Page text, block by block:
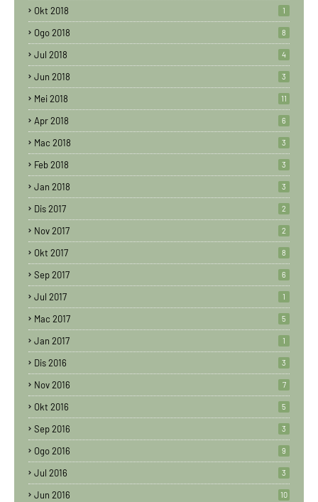
Okt 2018 1
Ogo 2018 8
Jul 2018 4
Jun 2018 3
Mei 2018 11
Apr 2018 6
Mac 2018 3
Feb 2018 3
Jan 2018 3
Dis 2017 2
Nov 2017 2
Okt 2017 8
Sep 2017 6
Jul 2017 1
Mac 2017 5
Jan 2017 1
Dis 2016 3
Nov 2016 7
Okt 2016 5
Sep 2016 3
Ogo 2016 9
Jul 2016 3
Jun 2016 10